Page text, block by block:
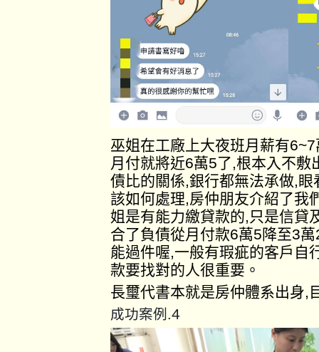
巫姐在工廠上大夜班月薪有
月付就將近6萬5了,根本入不
債比的關係,銀行都無法承做,
該如何處理,房仲朋友介紹了我
姐是有能力繳貸款的,只是信貸
合了負債從月付款6萬5降至3
能過件喔,一般有瑕疵的客戶自
款要找對的人很重要。
長璽代書本就是房仲體系出身,
成功案例.4